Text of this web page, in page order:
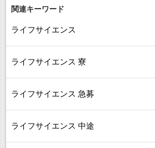
関連キーワード
ライフサイエンス
ライフサイエンス 寮
ライフサイエンス 急募
ライフサイエンス 中途